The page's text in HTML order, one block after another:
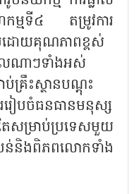
កម្មទី៤ តម្រូវការ
ដោយគុណភាពខ្ពស់
េលណាៗទាំងអស់
គ្រឹះស្ថានបណ្តុះ
រៀបចំធនធានមនុស្ស
ម្រាប់ប្រទេសមួយ
ន់និងពិភពលោកទាំង